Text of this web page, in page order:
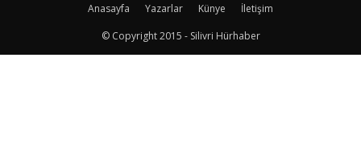
Anasayfa Yazarlar Künye
İletişim
© Copyright 2015 - Silivri Hürhaber